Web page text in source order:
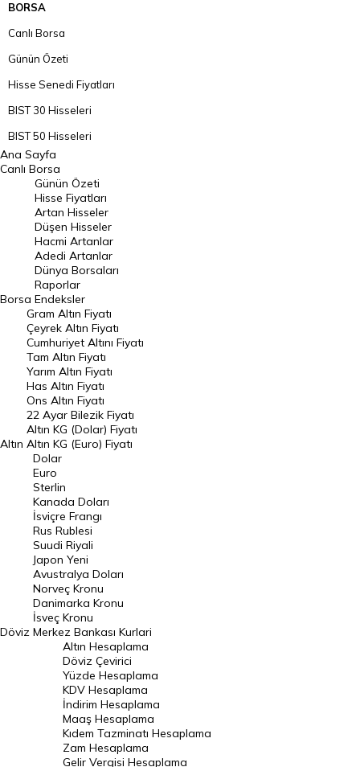
BORSA
Canlı Borsa
Günün Özeti
Hisse Senedi Fiyatları
BIST 30 Hisseleri
BIST 50 Hisseleri
BIST 100 Hisseleri
En Çok Artan Hisseler
En Çok Düşen Hisseler
Hacmi Artanlar
Geçmiş Kapanışlar
Dünya Borsaları
Raporlar
Endeksler
DÖVİZ
Döviz Kuru
Dolar Kuru
Euro Kuru
Pound Kuru
Frank Kuru
Riyal Kuru
Avustralya Doları
Danimarka Kronu Kuru
Kanada Doları Kuru
Norveç Kronu Kuru
İsveç Kronu Kuru
Japon Yeni Kuru
Serbest Piyasa Döviz Kurları
Merkez Bankası Döviz Kurları
Ana Sayfa
Canlı Borsa
Borsa
Günün Özeti
Hisse Fiyatları
Artan Hisseler
Düşen Hisseler
Hacmi Artanlar
Adedi Artanlar
Dünya Borsaları
Raporlar
Endeksler
Altın
Gram Altın Fiyatı
Çeyrek Altın Fiyatı
Cumhuriyet Altını Fiyatı
Tam Altın Fiyatı
Yarım Altın Fiyatı
Has Altın Fiyatı
Ons Altın Fiyatı
22 Ayar Bilezik Fiyatı
Altın KG (Dolar) Fiyatı
Altın KG (Euro) Fiyatı
Döviz
Dolar
Euro
Sterlin
Kanada Doları
İsviçre Frangı
Rus Rublesi
Suudi Riyali
Japon Yeni
Avustralya Doları
Norveç Kronu
Danimarka Kronu
İsveç Kronu
Merkez Bankası Kurlari
Altın Hesaplama
Döviz Çevirici
Yüzde Hesaplama
KDV Hesaplama
İndirim Hesaplama
Maaş Hesaplama
Kıdem Tazminatı Hesaplama
Zam Hesaplama
Gelir Vergisi Hesaplama